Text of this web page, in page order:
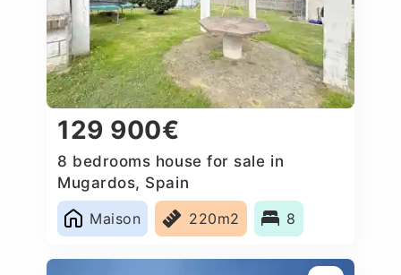
129 900€
8 bedrooms house for sale in
Mugardos, Spain
Maison
220m2 8